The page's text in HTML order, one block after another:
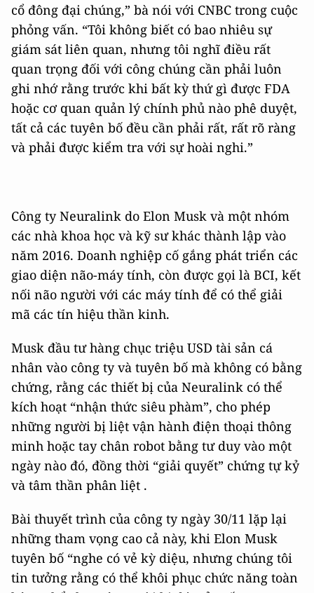
cổ đông đại chúng,” bà nói với CNBC trong cuộc
phỏng vấn. “Tôi không biết có bao nhiêu sự
giám sát liên quan, nhưng tôi nghĩ điều rất
quan trọng đối với công chúng cần phải luôn
ghi nhớ rằng trước khi bất kỳ thứ gì được FDA
hoặc cơ quan quản lý chính phủ nào phê duyệt,
tất cả các tuyên bố đều cần phải rất, rất rõ ràng
và phải được kiểm tra với sự hoài nghi.”
Công ty Neuralink do Elon Musk và một nhóm
các nhà khoa học và kỹ sư khác thành lập vào
năm 2016. Doanh nghiệp cố gắng phát triển các
giao diện não-máy tính, còn được gọi là BCI, kết
nối não người với các máy tính để có thể giải
mã các tín hiệu thần kinh.
Musk đầu tư hàng chục triệu USD tài sản cá
nhân vào công ty và tuyên bố mà không có bằng
chứng, rằng các thiết bị của Neuralink có thể
kích hoạt “nhận thức siêu phàm”, cho phép
những người bị liệt vận hành điện thoại thông
minh hoặc tay chân robot bằng tư duy vào một
ngày nào đó, đồng thời “giải quyết” chứng tự kỷ
và tâm thần phân liệt .
Bài thuyết trình của công ty ngày 30/11 lặp lại
những tham vọng cao cả này, khi Elon Musk
tuyên bố “nghe có vẻ kỳ diệu, nhưng chúng tôi
tin tưởng rằng có thể khôi phục chức năng toàn